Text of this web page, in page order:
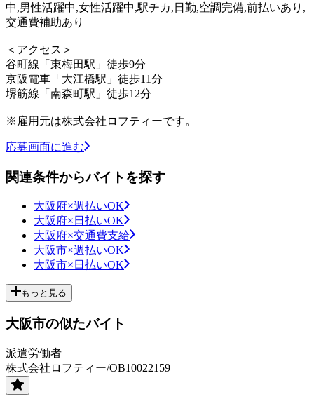
中,男性活躍中,女性活躍中,駅チカ,日勤,空調完備,前払いあり,
交通費補助あり
＜アクセス＞
谷町線「東梅田駅」徒歩9分
京阪電車「大江橋駅」徒歩11分
堺筋線「南森町駅」徒歩12分
※雇用元は株式会社ロフティーです。
応募画面に進む
関連条件からバイトを探す
大阪府×週払いOK
大阪府×日払いOK
大阪府×交通費支給
大阪市×週払いOK
大阪市×日払いOK
もっと見る
大阪市の似たバイト
派遣労働者
株式会社ロフティー/OB10022159